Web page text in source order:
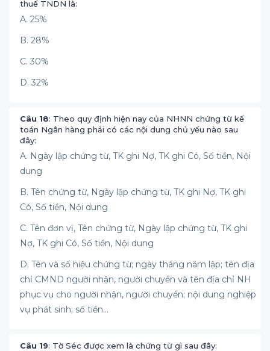
thuế TNDN là:
A. 25%
B. 28%
C. 30%
D. 32%
Câu 18: Theo quy định hiện nay của NHNN chứng từ kế
toán Ngân hàng phải có các nội dung chủ yếu nào sau
đây:
A. Ngày lập chứng từ, TK ghi Nợ, TK ghi Có, Số tiền, Nội
dung
B. Tên chứng từ, Ngày lập chứng từ, TK ghi Nợ, TK ghi
Có, Số tiền, Nội dung
C. Tên đơn vị, Tên chứng từ, Ngày lập chứng từ, TK ghi
Nợ, TK ghi Có, Số tiền, Nội dung
D. Tên và số hiệu chứng từ; ngày tháng năm lập; tên địa
chỉ CMND người nhận, người chuyển và tên địa chỉ NH
phục vụ cho người nhận, người chuyển; nội dung nghiệp
vụ phát sinh; số tiền…
Câu 19: Tờ Séc được xem là chứng từ gì sau đây: